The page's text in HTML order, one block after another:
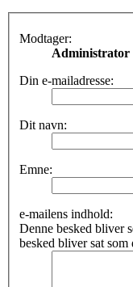
Modtager:
Administrator
Din e-mailadresse:
Dit navn:
Emne:
e-mailens indhold:
Denne besked bliver
besked bliver sat som